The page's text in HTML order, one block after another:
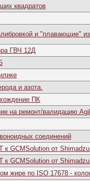
квадратов
и "плавающие"
ГВЧ 12Д
и азота.
ПК
на ремонт/валидацию
соединений
к GCMSolution от
к GCMSolution от
жире по ISO 17678 -